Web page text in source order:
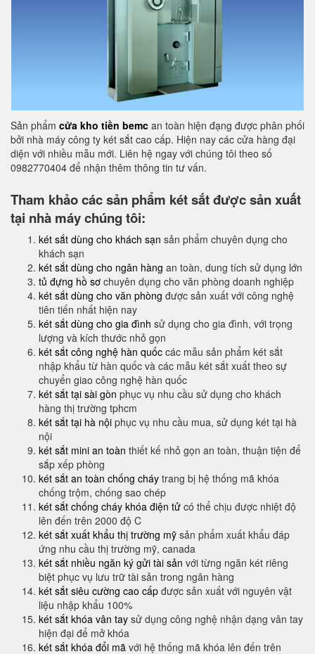
Sản phẩm cửa kho tiền bemc an toàn hiện đạng được phân phối
bởi nhà máy công ty két sắt cao cấp. Hiện nay các cửa hàng đại
diện với nhiều mẫu mới. Liên hệ ngay với chúng tôi theo số
0982770404 để nhận thêm thông tin tư vấn.
Tham khảo các sản phẩm két sắt được sản xuất
tại nhà máy chúng tôi:
két sắt dùng cho khách sạn sản phẩm chuyên dụng cho
khách sạn
két sắt dùng cho ngân hàng an toàn, dung tích sử dụng lớn
tủ đựng hồ sơ chuyên dụng cho văn phòng doanh nghiệp
két sắt dùng cho văn phòng được sản xuất với công nghệ
tiên tiến nhất hiện nay
két sắt dùng cho gia đình sử dụng cho gia đình, với trọng
lượng và kích thước nhỏ gọn
két sắt công nghệ hàn quốc các mẫu sản phẩm két sắt
nhập khẩu từ hàn quốc và các mẫu két sắt xuất theo sự
chuyển giao công nghệ hàn quốc
két sắt tại sài gòn phục vụ nhu cầu sử dụng cho khách
hàng thị trường tphcm
két sắt tại hà nội phục vụ nhu cầu mua, sử dụng két tại hà
nội
két sắt mini an toàn thiết kế nhỏ gọn an toàn, thuận tiện để
sắp xếp phòng
két sắt an toàn chống cháy trang bị hệ thống mã khóa
chống trộm, chống sao chép
két sắt chống cháy khóa điện tử có thể chịu được nhiệt độ
lên đến trên 2000 độ C
két sắt xuất khẩu thị trường mỹ sản phẩm xuất khẩu đáp
ứng nhu cầu thị trường mỹ, canada
két sắt nhiều ngăn ký gửi tài sản với từng ngăn két riêng
biệt phục vụ lưu trữ tài sản trong ngân hàng
két sắt siêu cường cao cấp được sản xuất với nguyên vật
liệu nhập khẩu 100%
két sắt khóa vân tay sử dụng công nghệ nhận dạng vân tay
hiện đại để mở khóa
két sắt khóa đổi mã với hệ thống mã khóa lên đến trên